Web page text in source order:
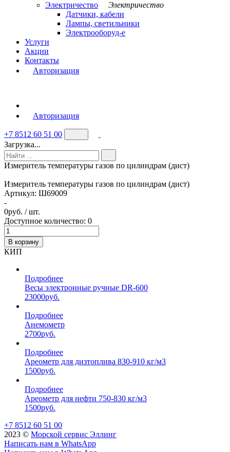
Электричество
Электричество
Датчики, кабели
Лампы, светильники
Электрооборуд-е
Услуги
Акции
Контакты
Авторизация
Авторизация
+7 8512 60 51 00
Загрузка...
Измеритель температуры газов по цилиндрам (дист)
Измеритель температуры газов по цилиндрам (дист)
Артикул: Ш69009
-
0руб. / шт.
Доступное количество: 0
В корзину
КИП
Подробнее
Весы электронные ручные DR-600
23000руб.
Подробнее
Анемометр
2700руб.
Подробнее
Ареометр для дизтоплива 830-910 кг/м3
1500руб.
Подробнее
Ареометр для нефти 750-830 кг/м3
1500руб.
+7 8512 60 51 00
2023 ©️ Морской сервис Эллинг
Написать нам в WhatsApp